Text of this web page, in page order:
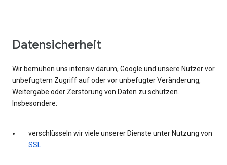
Datensicherheit
Wir bemühen uns intensiv darum, Google und unsere Nutzer vor
unbefugtem Zugriff auf oder vor unbefugter Veränderung,
Weitergabe oder Zerstörung von Daten zu schützen.
Insbesondere:
verschlüsseln wir viele unserer Dienste unter Nutzung von
SSL.